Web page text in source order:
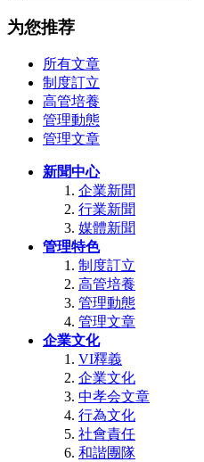
为您推荐
所有文章
制度訂立
高管培養
管理動態
管理文章
新聞中心
企業新聞
行業新聞
媒體新聞
管理特色
制度訂立
高管培養
管理動態
管理文章
企業文化
VI釋義
企業文化
中孝会文章
行為文化
社會責任
和諧團隊